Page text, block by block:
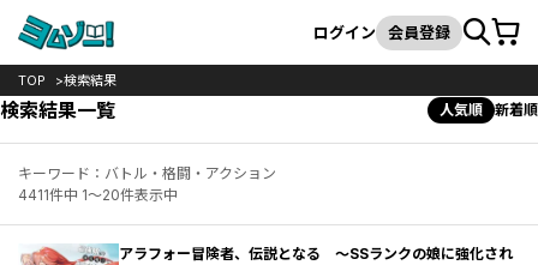
検索
ログイン 会員登録カート
TOP 検索結果
検索結果一覧 人気順 新着順
キーワード：バトル・格闘・アクション
4411件中 1～20件表示中
アラフォー冒険者、伝説となる ～SSランクの娘に強化され